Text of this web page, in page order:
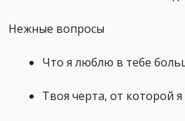
Нежные вопросы
Что я люблю в тебе
Твоя черта, от которой